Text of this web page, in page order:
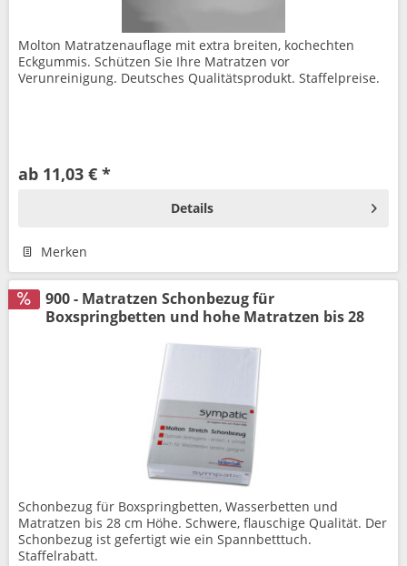
Molton Matratzenauflage mit extra breiten, kochechten
Eckgummis. Schützen Sie Ihre Matratzen vor
Verunreinigung. Deutsches Qualitätsprodukt. Staffelpreise.
ab 11,03 € *
Details
Merken
900 - Matratzen Schonbezug für
Boxspringbetten und hohe Matratzen bis 28
Schonbezug für Boxspringbetten, Wasserbetten und
Matratzen bis 28 cm Höhe. Schwere, flauschige Qualität. Der
Schonbezug ist gefertigt wie ein Spannbetttuch.
Staffelrabatt.